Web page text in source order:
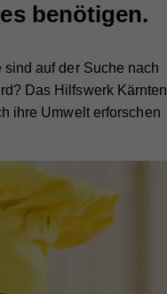
benötigen.
auf der Suche nach
Das Hilfswerk Kärnten
ihre Umwelt erforschen